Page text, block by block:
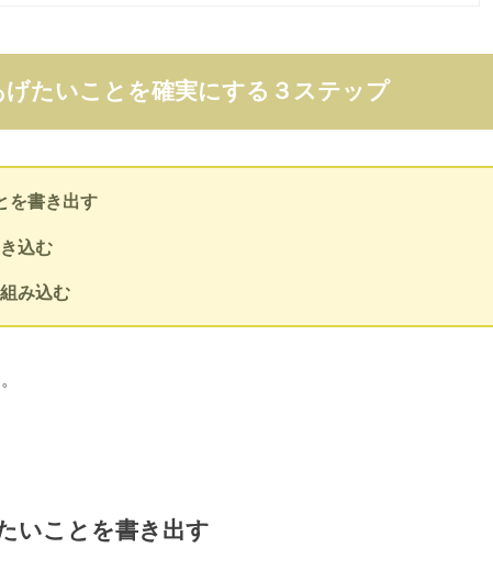
たいことを確実にする３ステップ
を書き出す
込む
み込む
いことを書き出す